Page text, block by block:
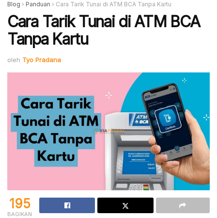
Blog › Panduan › Cara Tarik Tunai di ATM BCA Tanpa Kartu
Cara Tarik Tunai di ATM BCA
Tanpa Kartu
oleh Tyo Pradana
195
BAGIKAN